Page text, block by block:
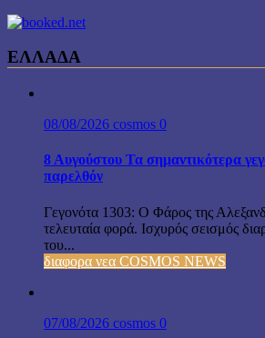
ΕΛΛΑΔΑ
08/08/2026 cosmos 0
8 Αυγούστου Τα σημαντικότερα
παρελθόν
Γεγονότα 1303: Ο Φάρος της
τελευταία φορά. Ισχυρός σεισμός
του...
διαφορα νεα COSMOS NEWS
07/08/2026 cosmos 0